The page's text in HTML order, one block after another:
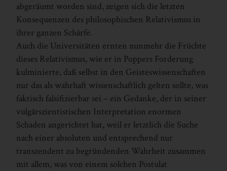
abgeräumt worden sind, zeigen sich die letzten
Konsequenzen des philosophischen Relativismus in
ihrer ganzen Schärfe.
Auch die Universitäten ernten nunmehr die Früchte
dieses Relativismus, wie er in ­Poppers Forderung
kulminierte, daß selbst in den Geisteswissenschaften
nur das als wahrhaft wissenschaftlich gelten sollte, was
faktisch falsifizierbar sei – ein Gedanke, der in seiner
vulgärszientistischen Interpretation enormen
Schaden angerichtet hat, weil er letztlich die Suche
nach einer absoluten und entsprechend nur
transzendent zu begründenden Wahrheit zusammen
mit allem, was von einem solchen Postulat